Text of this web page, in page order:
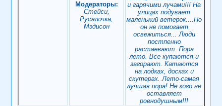
Модераторы:
Стейси,
Русалочка,
Мэдисон
и гарячими лучами!!! На
улицах подувает
маленький ветерок....Но
он не помогает
освежиться... Люди
постпенно
растаевают. Пора
лето. Все купаются и
загорают. Катаются
на лодках, досках и
скутерах. Лето-самая
лучшая пора! Не кого не
оставляет
ровнодушным!!!